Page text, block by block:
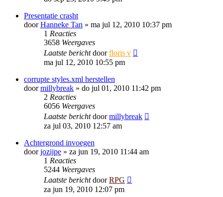
Presentatie crasht
doorHanneke Tan » ma jul 12, 2010 10:37 pm
1 Reacties
3658 Weergaves
Laatste berichtdoorfloris v
ma jul 12, 2010 10:55 pm
corrupte styles.xml herstellen
doormillybreak » do jul 01, 2010 11:42 pm
2 Reacties
6056 Weergaves
Laatste berichtdoormillybreak
za jul 03, 2010 12:57 am
Achtergrond invoegen
doorjozijpe » za jun 19, 2010 11:44 am
1 Reacties
5244 Weergaves
Laatste berichtdoorRPG
za jun 19, 2010 12:07 pm